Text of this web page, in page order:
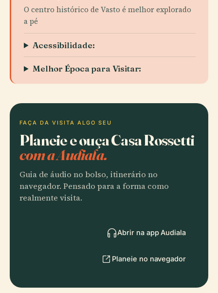
O centro histórico de Vasto é melhor explorado
a pé
Acessibilidade:
Melhor Época para Visitar:
FAÇA DA VISITA ALGO SEU
Planeie e ouça Casa Rossetti
com a Audiala.
Guia de áudio no bolso, itinerário no
navegador. Pensado para a forma como
realmente visita.
Abrir na app Audiala
Planeie no navegador